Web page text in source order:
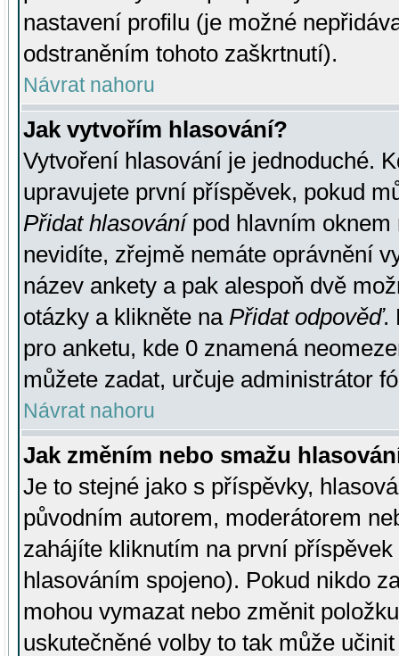
nastavení profilu (je možné
odstraněním tohoto zaškrtnutí).
Návrat nahoru
Jak vytvořím hlasování?
Vytvoření hlasování je jednoduché.
upravujete první příspěvek, pokud
Přidat hlasovánípod hlavním oknem
nevidíte, zřejmě nemáte oprávnění
název ankety a pak alespoň dvě
otázky a klikněte na Přidat odpověď.
pro anketu, kde 0 znamená
můžete zadat, určuje administrátor
Návrat nahoru
Jak změním nebo smažu
Je to stejné jako s příspěvky,
původním autorem, moderátorem
zahájíte kliknutím na první
hlasováním spojeno). Pokud nikdo
mohou vymazat nebo změnit
uskutečněné volby to tak může